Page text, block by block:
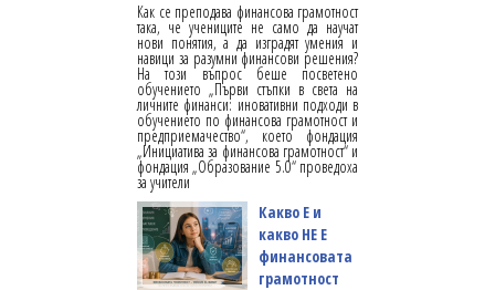
Как се преподава финансова грамотност
така, че учениците не само да научат
нови понятия, а да изградят умения и
навици за разумни финансови решения?
На този въпрос беше посветено
обучението „Първи стъпки в света на
личните финанси: иновативни подходи в
обучението по финансова грамотност и
предприемачество“, което фондация
„Инициатива за финансова грамотност“ и
фондация „Образование 5.0“ проведоха
за учители
Какво Е и
какво НЕ Е
финансовата
грамотност